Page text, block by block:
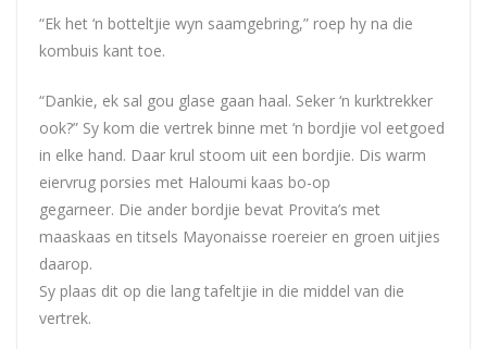
“Ek het ‘n botteltjie wyn saamgebring,” roep hy na die
kombuis kant toe.
“Dankie, ek sal gou glase gaan haal. Seker ‘n kurktrekker
ook?” Sy kom die vertrek binne met ‘n bordjie vol eetgoed
in elke hand. Daar krul stoom uit een bordjie. Dis warm
eiervrug porsies met Haloumi kaas bo-op
gegarneer. Die ander bordjie bevat Provita’s met
maaskaas en titsels Mayonaisse roereier en groen uitjies
daarop.
Sy plaas dit op die lang tafeltjie in die middel van die
vertrek.